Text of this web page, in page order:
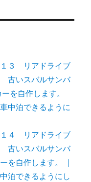
１３ リアドライブ
古いスバルサンバ
を自作します。
中泊できるように
１４ リアドライブ
古いスバルサンバ
を自作します。 ｜
泊できるようにし